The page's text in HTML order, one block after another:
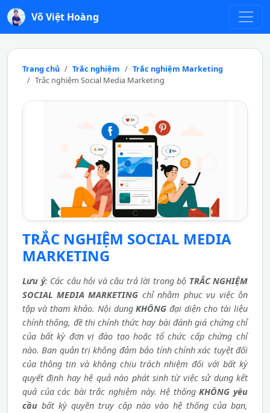
Võ Việt Hoàng
Trang chủ Trắc nghiệm
Trắc nghiệm Marketing
Trắc nghiệm Social Media Marketing
TRẮC NGHIỆM SOCIAL MEDIA
MARKETING
Lưu ý: Các câu hỏi và câu trả lời trong bộ TRẮC NGHIỆM
SOCIAL MEDIA MARKETING chỉ nhằm phục vụ việc ôn
tập và tham khảo. Nội dungKHÔNG đại diện cho tài liệu
chính thống, đề thi chính thức hay bài đánh giá chứng chỉ
của bất kỳ đơn vị đào tạo hoặc tổ chức cấp chứng chỉ
nào. Ban quản trị không đảm bảo tính chính xác tuyệt đối
của thông tin và không chịu trách nhiệm đối với bất kỳ
quyết định hay hệ quả nào phát sinh từ việc sử dụng kết
quả của các bài trắc nghiệm này. Hệ thốngKHÔNG yêu
cầu bất kỳ quyền truy cập nào vào hệ thống của bạn,